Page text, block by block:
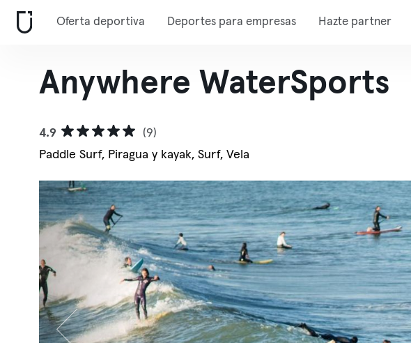
Oferta deportiva Deportes para empresas Hazte partner
Anywhere WaterSports
4.9
(9)
Paddle Surf, Piragua y kayak, Surf, Vela